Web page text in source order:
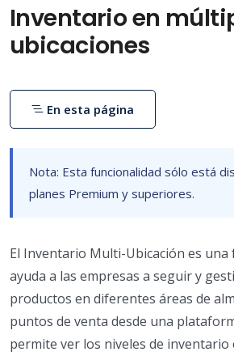
Inventario en
ubicaciones
Nota: Esta funcionalidad sólo está
planes Premium y superiores.
El Inventario Multi-Ubicación es una
ayuda a las empresas a seguir y
productos en diferentes áreas de
puntos de venta desde una
permite ver los niveles de inventario
En esta página